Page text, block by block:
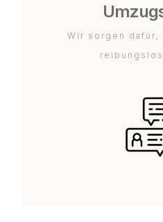
Wir sorgen dafür,